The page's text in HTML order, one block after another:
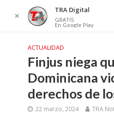
ACTUALIDAD
Finjus niega
Dominicana
derechos de
22 marzo, 2024 TRA
✕
TRA Digital
GRATIS
En Google Play